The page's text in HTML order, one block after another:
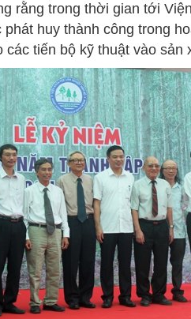
rằng trong thời gian tới
huy thành công trong
các tiến bộ kỹ thuật vào sản